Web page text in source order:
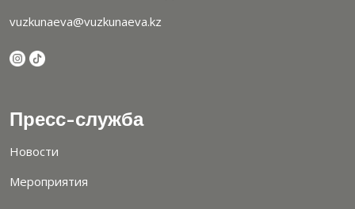
vuzkunaeva@vuzkunaeva.kz
Пресс-служба
Новости
Мероприятия